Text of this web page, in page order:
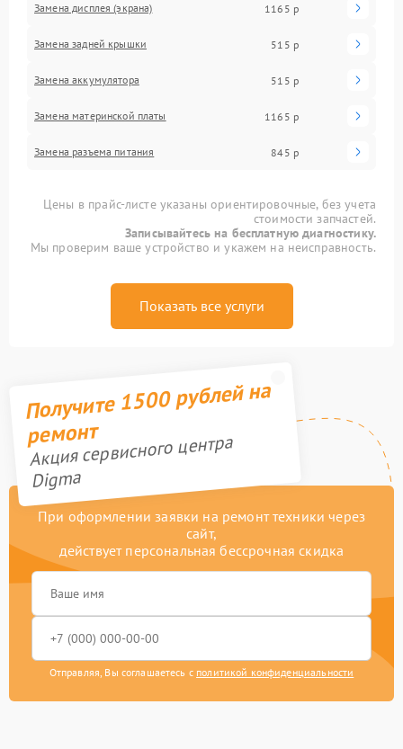
Замена дисплея (экрана) 1165 р
Замена задней крышки 515 р
Замена аккумулятора 515 р
Замена материнской платы 1165 р
Замена разъема питания 845 р
Цены в прайс-листе указаны ориентировочные, без учета
стоимости запчастей.
Записывайтесь на бесплатную диагностику.
Мы проверим ваше устройство и укажем на неисправность.
Показать все услуги
Получите 1500 рублей на
ремонт
Акция сервисного центра
Digma
При оформлении заявки на ремонт техники через
сайт,
действует персональная бессрочная скидка
Отправляя, Вы соглашаетесь с политикой конфиденциальности